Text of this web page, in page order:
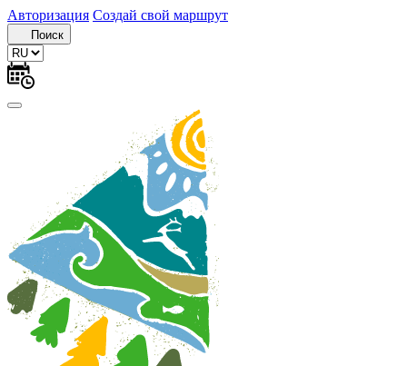
Авторизация Создай свой маршрут
Поиск